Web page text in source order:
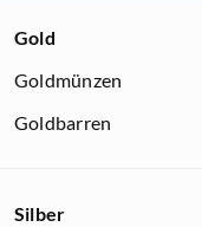
Gold
Goldmünzen
Goldbarren
Silber